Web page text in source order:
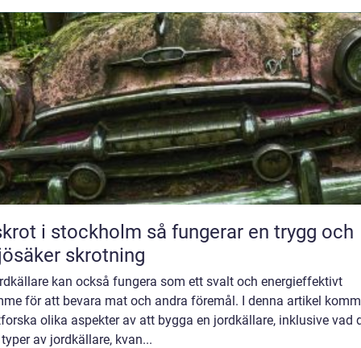
stockholm så fungerar en trygg och
skrotning
kan också fungera som ett svalt och energieffektivt
för att bevara mat och andra föremål. I denna artikel
olika aspekter av att bygga en jordkällare, inklusive vad
av jordkällare, kvan...